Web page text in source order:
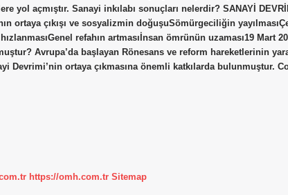
yol açmıştır. Sanayi inkılabı sonuçları nelerdir? SANAYİ
ortaya çıkışı ve sosyalizmin doğuşuSömürgeciliğin
refahın artmasıİnsan ömrünün uzaması19 Mart
Avrupa’da başlayan Rönesans ve reform hareketlerinin
Devrimi’nin ortaya çıkmasına önemli katkılarda bulunmuştur.
https://omh.com.tr Sitemap